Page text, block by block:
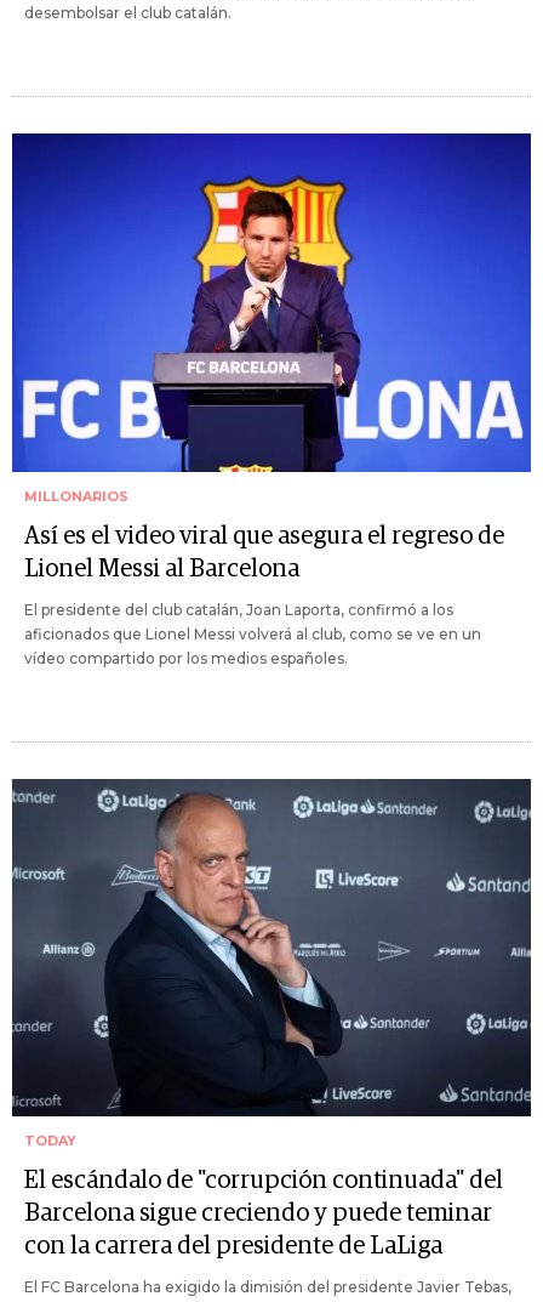
desembolsar el club catalán.
MILLONARIOS
Así es el video viral que asegura el regreso de
Lionel Messi al Barcelona
El presidente del club catalán, Joan Laporta, confirmó a los
aficionados que Lionel Messi volverá al club, como se ve en un
vídeo compartido por los medios españoles.
TODAY
El escándalo de "corrupción continuada" del
Barcelona sigue creciendo y puede teminar
con la carrera del presidente de LaLiga
El FC Barcelona ha exigido la dimisión del presidente Javier Tebas,